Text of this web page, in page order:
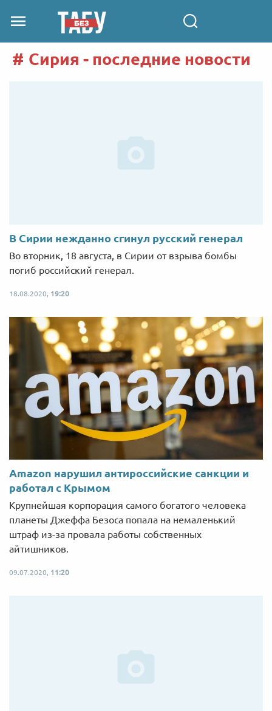
Сирия - последние новости
В Сирии нежданно сгинул русский генерал
Во вторник, 18 августа, в Сирии от взрыва бомбы
погиб российский генерал.
18.08.2020, 19:20
Amazon нарушил антироссийские санкции и
работал с Крымом
Крупнейшая корпорация самого богатого человека
планеты Джеффа Безоса попала на немаленький
штраф из-за провала работы собственных
айтишников.
09.07.2020, 11:20